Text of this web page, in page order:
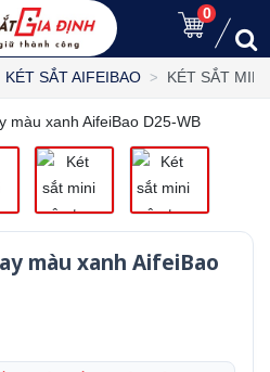
0
KÉT SẮT AIFEIBAO KÉT SẮT
màu xanh AifeiBao